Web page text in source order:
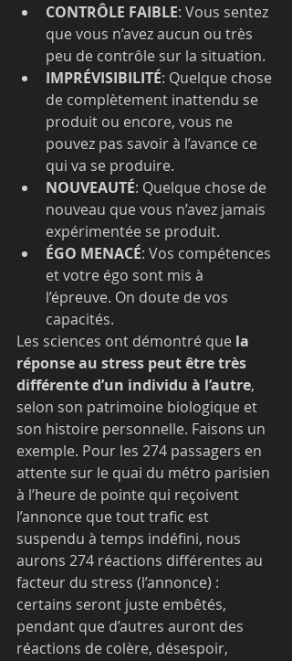
CONTRÔLE FAIBLE: Vous sentez
que vous n’avez aucun ou très
peu de contrôle sur la situation.
IMPRÉVISIBILITÉ: Quelque chose
de complètement inattendu se
produit ou encore, vous ne
pouvez pas savoir à l’avance ce
qui va se produire.
NOUVEAUTÉ: Quelque chose de
nouveau que vous n’avez jamais
expérimentée se produit.
ÉGO MENACÉ: Vos compétences
et votre égo sont mis à
l’épreuve. On doute de vos
capacités.
Les sciences ont démontré que la
réponse au stress peut être très
différente d’un individu à l’autre,
selon son patrimoine biologique et
son histoire personnelle. Faisons un
exemple. Pour les 274 passagers en
attente sur le quai du métro parisien
à l’heure de pointe qui reçoivent
l’annonce que tout trafic est
suspendu à temps indéfini, nous
aurons 274 réactions différentes au
facteur du stress (l’annonce) :
certains seront juste embêtés,
pendant que d’autres auront des
réactions de colère, désespoir,